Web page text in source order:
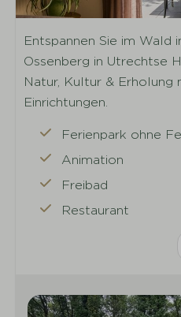
Entspannen Sie im Wald
Ossenberg in Utrechtse
Natur, Kultur & Erholung
Einrichtungen.
Ferienpark ohne
Animation
Freibad
Restaurant